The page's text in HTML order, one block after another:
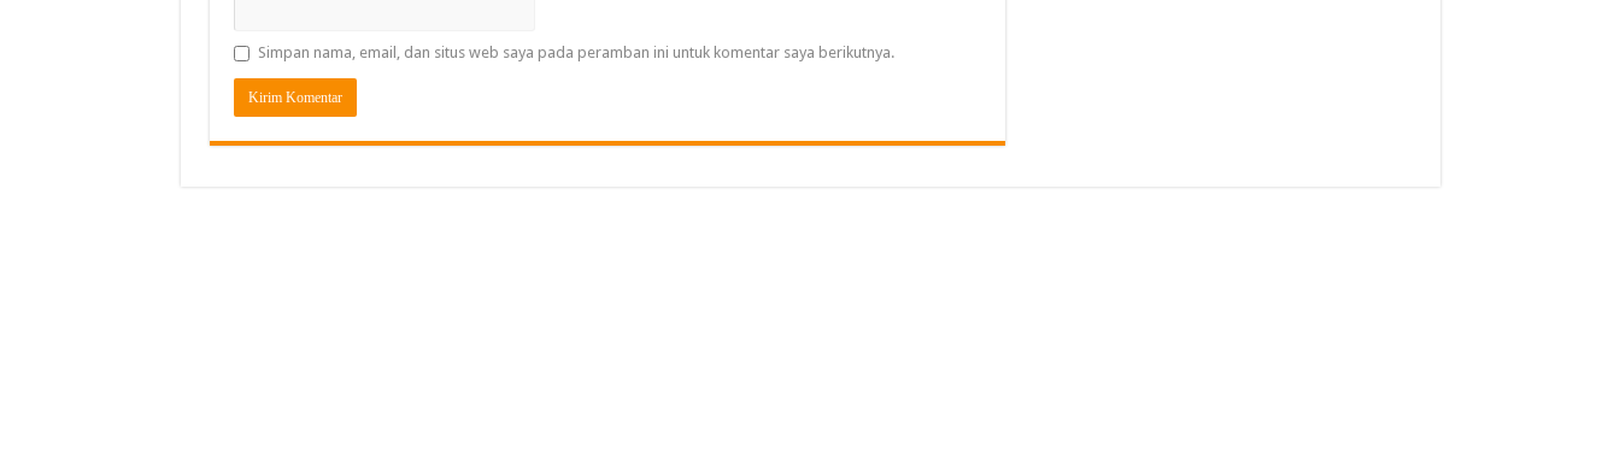
Simpan nama, email, dan situs web saya pada peramban ini untuk komentar saya berikutnya.